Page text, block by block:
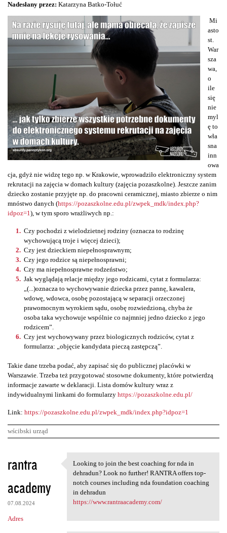
Nadesłany przez: Katarzyna Batko-Tołuć
Mi
asto
st.
War
sza
wa,
o
ile
się
nie
myl
ę to
wła
sna
inn
owa
cja, gdyż nie widzę tego np. w Krakowie, wprowadziło elektroniczny system
rekrutacji na zajęcia w domach kultury (zajęcia pozaszkolne). Jeszcze zanim
dziecko zostanie przyjęte np. do pracowni ceramicznej, miasto zbierze o nim
mnóstwo danych (https://pozaszkolne.edu.pl/zwpek_mdk/index.php?
idpoz=1), w tym sporo wrażliwych np.:
Czy pochodzi z wielodzietnej rodziny (oznacza to rodzinę
wychowującą troje i więcej dzieci);
Czy jest dzieckiem niepełnosprawnym;
Czy jego rodzice są niepełnosprawni;
Czy ma niepełnosprawne rodzeństwo;
Jak wyglądają relacje między jego rodzicami, cytat z formularza:
„(...)oznacza to wychowywanie dziecka przez pannę, kawalera,
wdowę, wdowca, osobę pozostającą w separacji orzeczonej
prawomocnym wyrokiem sądu, osobę rozwiedzioną, chyba że
osoba taka wychowuje wspólnie co najmniej jedno dziecko z jego
rodzicem”.
Czy jest wychowywany przez biologicznych rodziców, cytat z
formularza: „objęcie kandydata pieczą zastępczą”.
Takie dane trzeba podać, aby zapisać się do publicznej placówki w
Warszawie. Trzeba też przygotować stosowne dokumenty, które potwierdzą
informacje zawarte w deklaracji. Lista domów kultury wraz z
indywidualnymi linkami do formularzy https://pozaszkolne.edu.pl/
Link: https://pozaszkolne.edu.pl/zwpek_mdk/index.php?idpoz=1
wścibski urząd
K
o
m
e
n
rantra
academy
07.08.2024
Adres
Looking to join the best
Looking to join the best coaching for nda in
dehradun? Look no further! RANTRA offers top-
notch courses including nda foundation coaching
in dehradun
https://www.rantraacademy.com/